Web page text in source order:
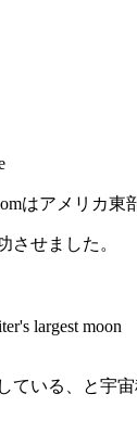
はアメリカ東
させました。
largest moon
いる、と宇宙